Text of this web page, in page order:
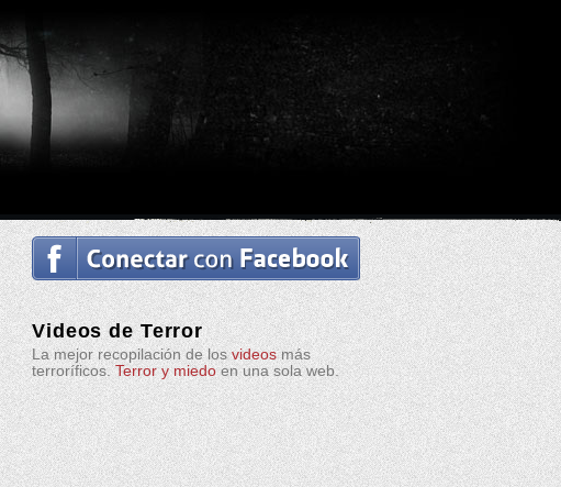
Videos de Terror
La mejor recopilación de losvideosmás
terroríficos.Terror y miedoen una sola web.